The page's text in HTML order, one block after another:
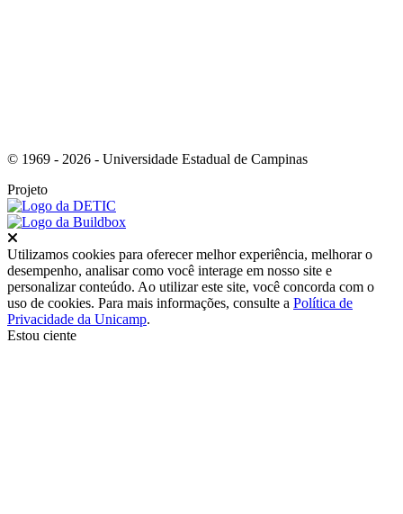
© 1969 - 2026 - Universidade Estadual de Campinas
Projeto
Utilizamos cookies para oferecer melhor experiência, melhorar o
desempenho, analisar como você interage em nosso site e
personalizar conteúdo. Ao utilizar este site, você concorda com o
uso de cookies. Para mais informações, consulte a Política de
Privacidade da Unicamp.
Estou ciente